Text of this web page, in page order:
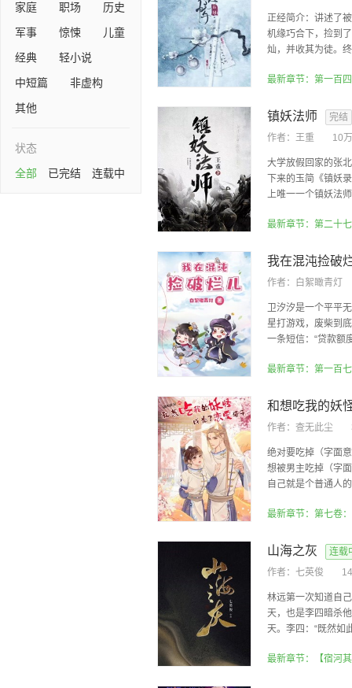
家庭 职场
历史
军事
惊悚
儿童
经典
轻小说
中短篇
非虚构
其他
状态
全部
已完结 连载中
正经简介：讲述了
机缘巧合下，捡到
灿，并收其为徒。
最新章节：第一百
镇妖法师
完结
作者： 王重 10
大学放假回家的张
下来的玉简《镇妖
上唯一一个镇妖法
最新章节：第二十
我在混沌捡破
作者： 白絮瞰青灯
卫汐汐是一个平平
星打游戏，废柴到
一条短信：“贷款额
最新章节：第一百
作者： 查无此尘
绝对要吃掉（字面
想被男主吃掉（字
自己就是个普通人
最新章节：第七卷
山海之灰
连载
作者： 七英俊
林远第一次知道自
天，也是李四暗杀
天。李四：“既然如
最新章节：【宿河